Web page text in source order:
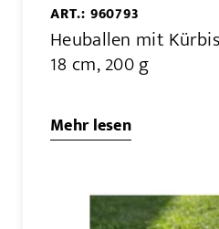
ART.: 960793
Heuballen mit
18 cm, 200 g
Mehr lesen